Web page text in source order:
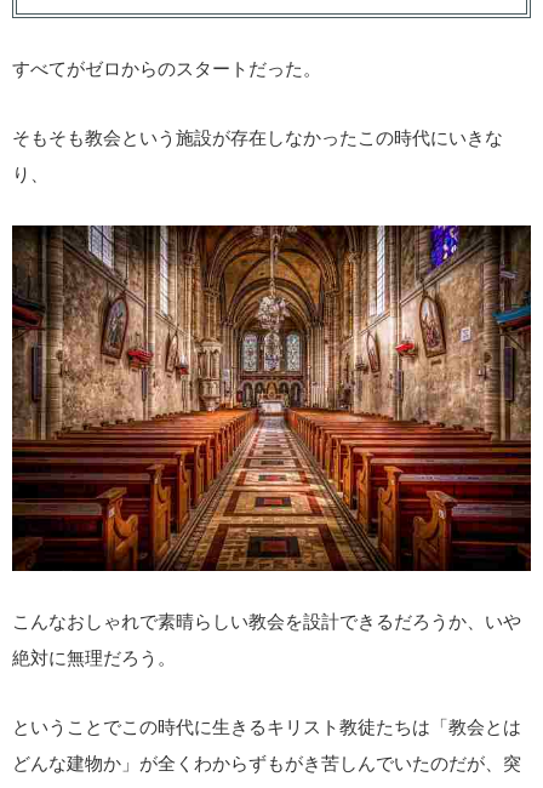
すべてがゼロからのスタートだった。
そもそも教会という施設が存在しなかったこの時代にいきな
り、
こんなおしゃれで素晴らしい教会を設計できるだろうか、いや
絶対に無理だろう。
ということでこの時代に生きるキリスト教徒たちは「教会とは
どんな建物か」が全くわからずもがき苦しんでいたのだが、突